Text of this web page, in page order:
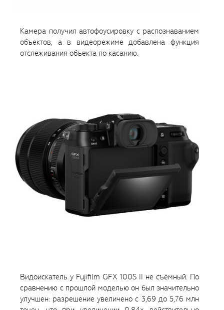
Камера получил автофоусировку с распознаванием
объектов, а в видеорежиме добавлена функция
отслеживания объекта по касанию.
Видоискатель у Fujifilm GFX 100S II не съёмный. По
сравнению с прошлой моделью он был значительно
улучшен: разрешение увеличено с 3,69 до 5,76 млн